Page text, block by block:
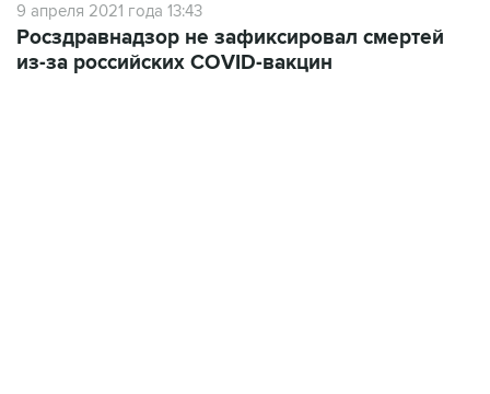
9 апреля 2021 года 13:43
Росздравнадзор не зафиксировал смертей
из-за российских COVID-вакцин